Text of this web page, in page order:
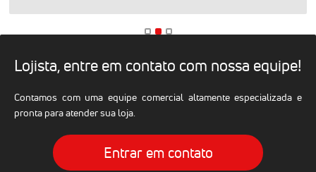
Lojista, entre em contato com nossa equipe!
Contamos com uma equipe comercial altamente especializada e
pronta para atender sua loja.
Entrar em contato